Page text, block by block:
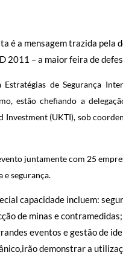
é a mensagem trazida
2011 – a maior feira de
de Segurança
estão chefiando a
Investment (UKTI), sob
juntamente com 25
e segurança.
capacidade incluem:
de minas e
eventos e gestão de
demonstrar a